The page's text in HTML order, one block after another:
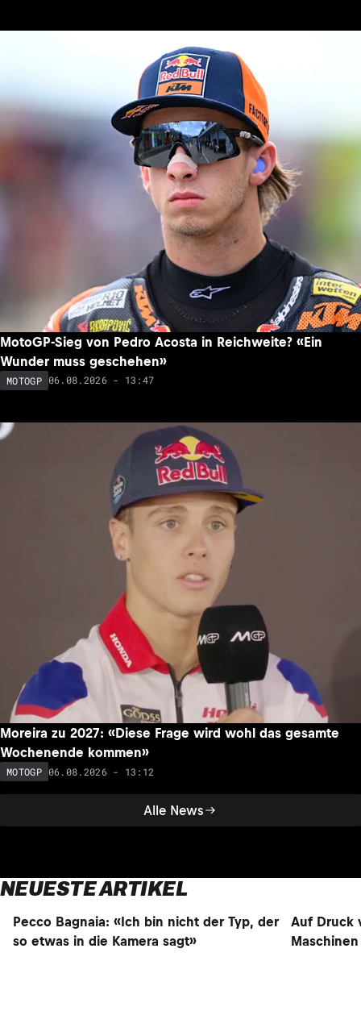
Alle News
MotoGP-Sieg von Pedro Acosta in Reichweite? «Ein
Wunder muss geschehen»
MOTOGP 06.08.2026 - 13:47
Moreira zu 2027: «Diese Frage wird wohl das gesamte
Wochenende kommen»
MOTOGP 06.08.2026 - 13:12
NEUESTE ARTIKEL
Auf Druck